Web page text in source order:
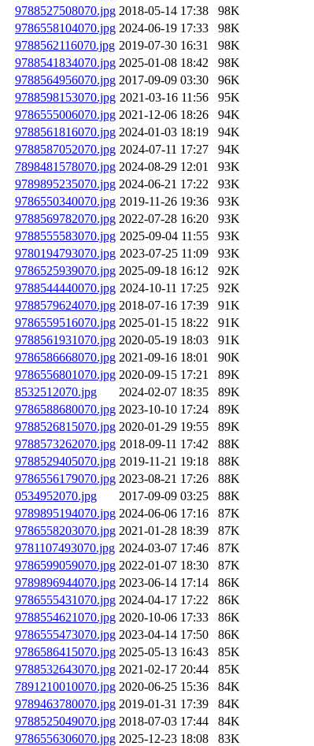
9788527508070.jpg 2018-05-14 17:38
98K
9786558104070.jpg 2024-06-19 17:33
98K
9788562116070.jpg 2019-07-30 16:31
98K
9788541834070.jpg 2025-01-08 18:42
98K
9788564956070.jpg 2017-09-09 03:30
96K
9788598153070.jpg 2021-03-16 11:56
95K
9786555006070.jpg 2021-12-06 18:26
94K
9788561816070.jpg 2024-01-03 18:19
94K
9788587052070.jpg 2024-07-11 17:27
94K
7898481578070.jpg 2024-08-29 12:01
93K
9789895235070.jpg 2024-06-21 17:22
93K
9786550340070.jpg 2019-11-26 19:36
93K
9788569782070.jpg 2022-07-28 16:20
93K
9788555583070.jpg 2025-09-04 11:55
93K
9780194793070.jpg 2023-07-25 11:09
93K
9786525939070.jpg 2025-09-18 16:12
92K
9788544440070.jpg 2024-10-11 17:25
92K
9788579624070.jpg 2018-07-16 17:39
91K
9786559516070.jpg 2025-01-15 18:22
91K
9788561931070.jpg 2020-05-19 18:03
91K
9786586668070.jpg 2021-09-16 18:01
90K
9786556801070.jpg 2020-09-15 17:21
89K
8532512070.jpg
2024-02-07 18:35
89K
9786588680070.jpg 2023-10-10 17:24
89K
9788526815070.jpg 2020-01-29 19:55
89K
9788573262070.jpg 2018-09-11 17:42
88K
9788529405070.jpg 2019-11-21 19:18
88K
9786556179070.jpg 2023-08-21 17:26
88K
0534952070.jpg
2017-09-09 03:25
88K
9789895194070.jpg 2024-06-06 17:16
87K
9786558203070.jpg 2021-01-28 18:39
87K
9781107493070.jpg 2024-03-07 17:46
87K
9786599059070.jpg 2022-01-07 18:30
87K
9789896944070.jpg 2023-06-14 17:14
86K
9786555431070.jpg 2024-04-17 17:22
86K
9788554621070.jpg 2020-10-06 17:33
86K
9786555473070.jpg 2023-04-14 17:50
86K
9786586415070.jpg 2025-05-13 16:43
85K
9788532643070.jpg 2021-02-17 20:44
85K
7891210010070.jpg 2020-06-25 15:36
84K
9789463780070.jpg 2019-01-31 17:39
84K
9788525049070.jpg 2018-07-03 17:44
84K
9786556306070.jpg 2025-12-23 18:08
83K